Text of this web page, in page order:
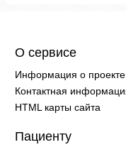
О сервисе
Информация о проекте
Контактная
HTML карты сайта
Пациенту